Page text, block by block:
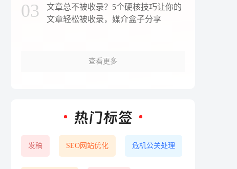
03
文章总不被收录？5个硬核技巧让你的
文章轻松被收录，媒介盒子分享
查看更多
发稿 SEO网站优化 危机公关处理